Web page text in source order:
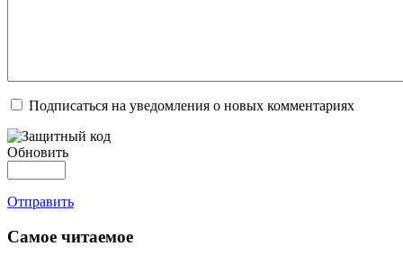
Подписаться на уведомления о новых комментариях
Обновить
Отправить
Самое читаемое